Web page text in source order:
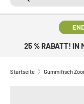
25 % RABATT! IN
Startseite Gummifisch